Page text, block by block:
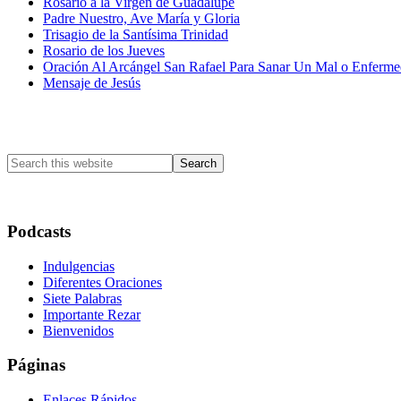
Padre Nuestro, Ave María y Gloria
Trisagio de la Santísima Trinidad
Rosario de los Jueves
Oración Al Arcángel San Rafael Para Sanar Un Mal o
Mensaje de Jesús
Search
this
Podcasts
Indulgencias
Diferentes Oraciones
Siete Palabras
Importante Rezar
Bienvenidos
Páginas